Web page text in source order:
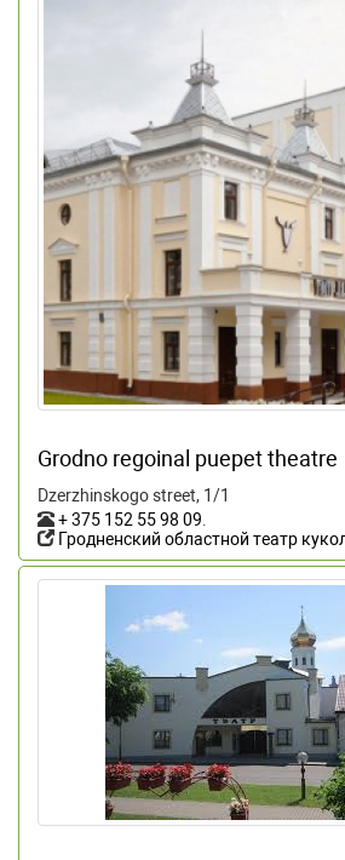
Grodno regoinal puepet theatre
Dzerzhinskogo street, 1/1
+ 375 152 55 98 09.
Гродненский областной театр